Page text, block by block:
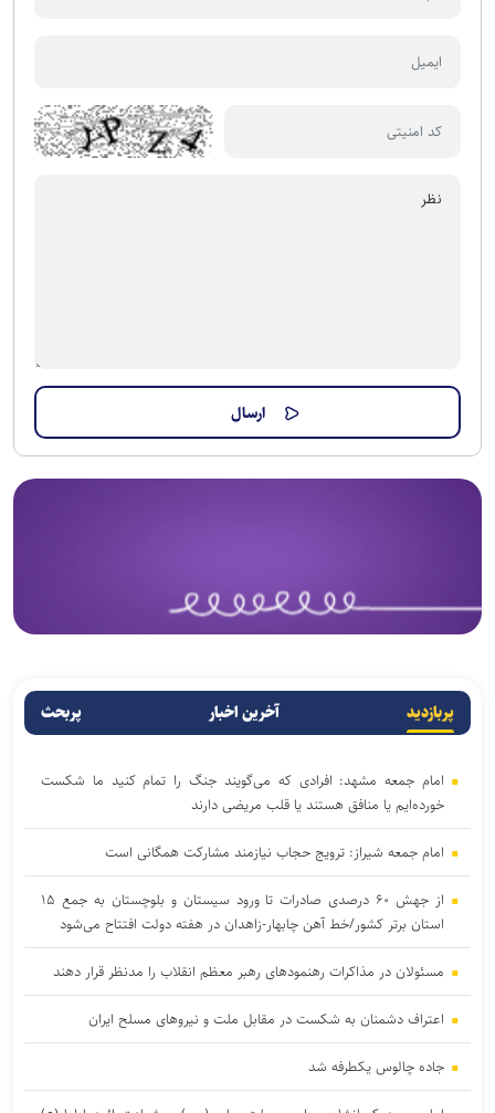
پربازدید آخرین اخبار پربحث
امام جمعه مشهد: افرادی که می‌گویند جنگ را تمام کنید ما شکست
خورده‌ایم یا منافق هستند یا قلب مریضی دارند
امام جمعه شیراز: ترویج حجاب نیازمند مشارکت همگانی است
از جهش ۶۰ درصدی صادرات تا ورود سیستان و بلوچستان به جمع ۱۵
استان برتر کشور/خط آهن چابهار-زاهدان در هفته دولت افتتاح می‌شود
مسئولان در مذاکرات رهنمود‌های رهبر معظم انقلاب را مدنظر قرار دهند
اعتراف دشمنان به شکست در مقابل ملت و نیرو‌های مسلح ایران
جاده چالوس یکطرفه شد